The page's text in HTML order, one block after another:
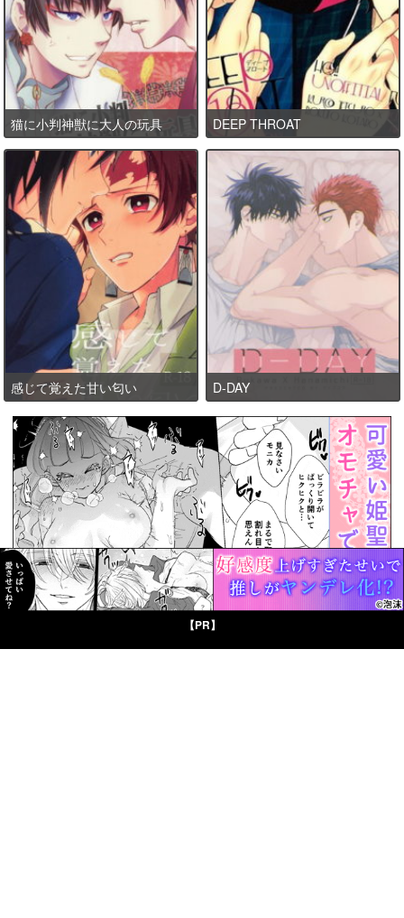
【PR】
猫に小判神獣に大人の玩具 DEEP THROAT
感じて覚えた甘い匂い D-DAY